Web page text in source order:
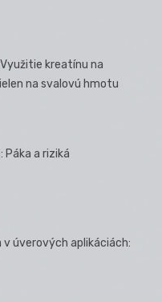
kreatínu na
na svalovú hmotu
Páka a riziká
v úverových aplikáciách: